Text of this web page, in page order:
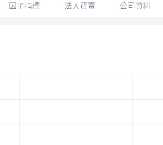
因子指標 法人買賣 公司資料